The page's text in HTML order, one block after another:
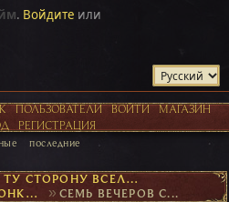
. Войдите или
ПОЛЬЗОВАТЕЛИ ВОЙТИ
МАГАЗИН
РЕГИСТРАЦИЯ
последние
ПО ТУ СТОРОНУ ВСЕЛЕННОЙ
ИМПЕРАТИВЫ И КОНКУРСЫ ►СЕМЬ ВЕЧЕРОВ С...